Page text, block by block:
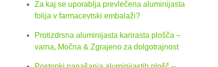
Za kaj se uporablja prevlečena aluminijasta
folija v farmacevtski embalaži?
Protizdrsna aluminijasta karirasta plošča –
varna, Močna & Zgrajeno za dolgotrajnost